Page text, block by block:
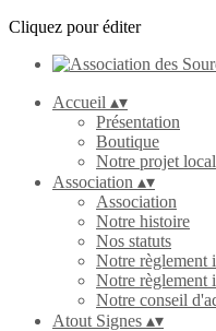
Cliquez pour éditer
Accueil ▴▾
Présentation
Boutique
Notre projet local
Association ▴▾
Association
Notre histoire
Nos statuts
Notre règlement
Notre règlement
Notre conseil
Atout Signes ▴▾